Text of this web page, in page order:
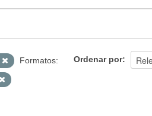
Ordenar por
Formatos: